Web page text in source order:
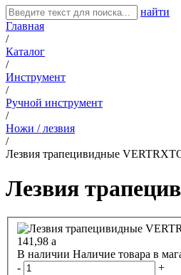
найти
Главная
/
Каталог
/
Инструмент
/
Ручной инструмент
/
Ножи / лезвия
/
Лезвия трапецивидные
Лезвия
141,98 a
В наличии Наличие товара в
-
+